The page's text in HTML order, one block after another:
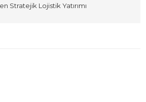
Stratejik Lojistik Yatırımı